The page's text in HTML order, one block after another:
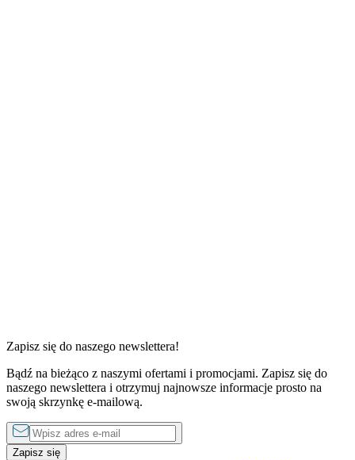
od 490 złdo1750 złza noc
Zapisz się do naszego newslettera!
Bądź na bieżąco z naszymi ofertami i promocjami. Zapisz się do
naszego newslettera i otrzymuj najnowsze informacje prosto na
swoją skrzynkę e-mailową.
Zapisz się